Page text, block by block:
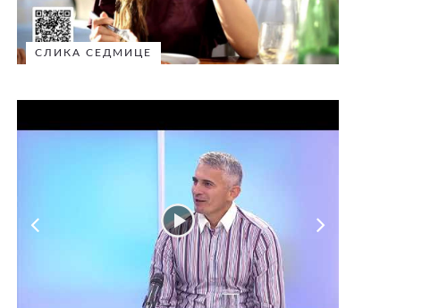
СЛИКА СЕДМИЦЕ